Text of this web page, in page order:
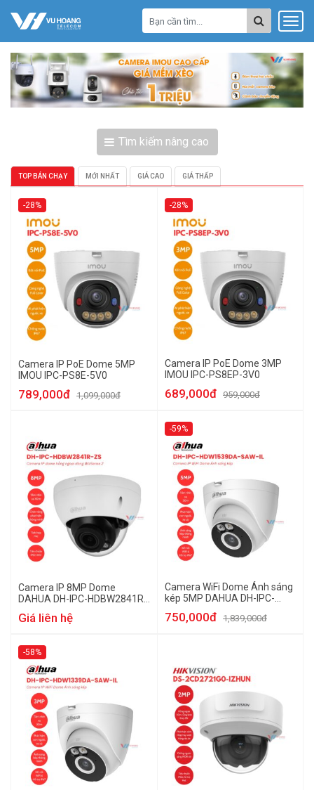
Tìm kiếm nâng cao
TOP BÁN CHẠY MỚI NHẤT GIÁ CAO GIÁ THẤP
-28%
Camera IP PoE Dome 5MP
IMOU IPC-PS8E-5V0
789,000đ 1,099,000đ
-28%
Camera IP PoE Dome 3MP
IMOU IPC-PS8EP-3V0
689,000đ 959,000đ
Camera IP 8MP Dome
DAHUA DH-IPC-HDBW2841R-
Giá liên hệ
-59%
Camera WiFi Dome Ánh sáng
kép 5MP DAHUA DH-IPC-
750,000đ 1,839,000đ
-58%